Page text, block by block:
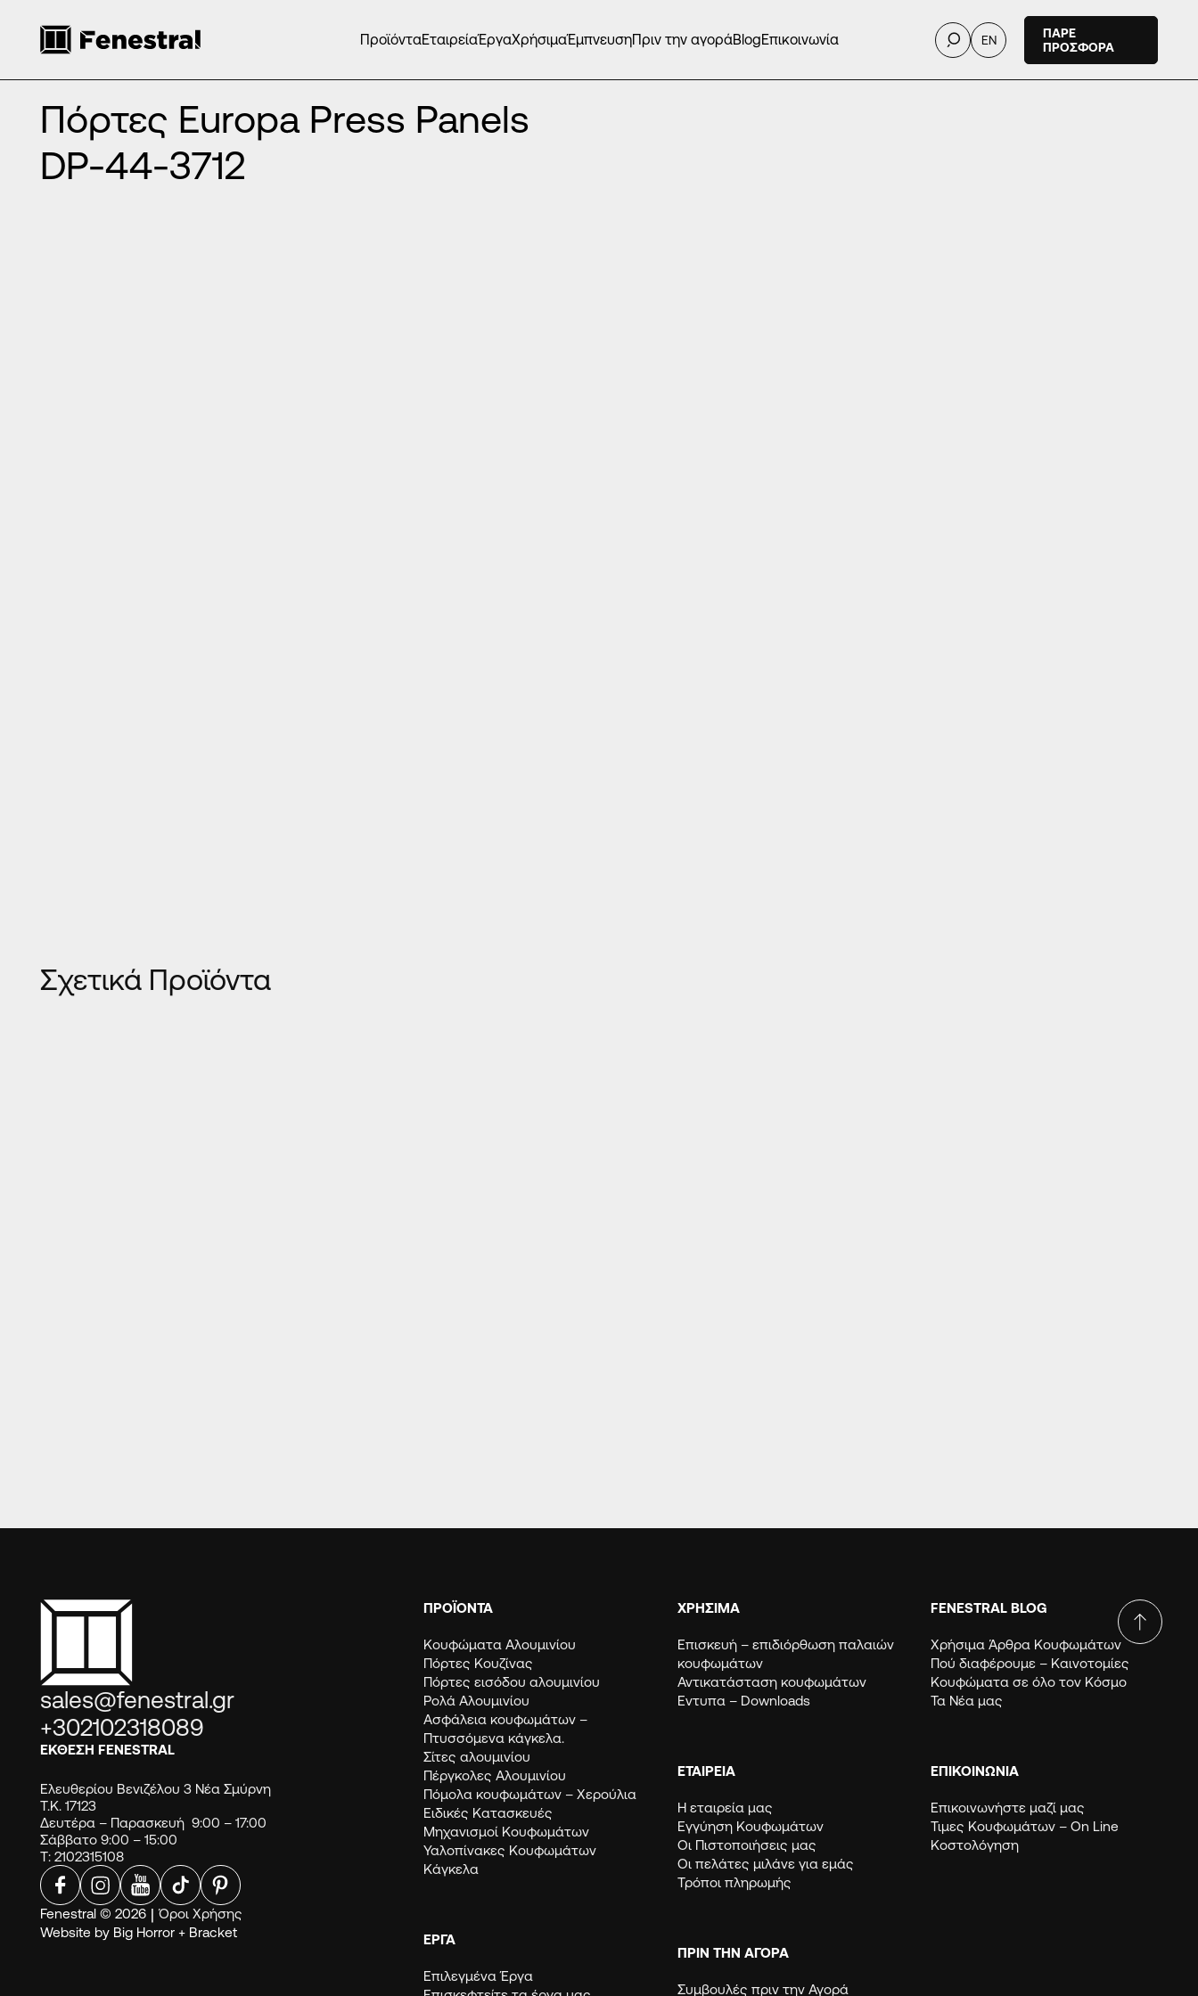
ΠροϊόνταΕταιρείαΈργαΧρήσιμαΈμπνευσηΠριν την αγοράBlogΕπικοινωνία EN
ΠΑΡΕ
ΠΡΟΣΦΟΡΑ
ΑΡΧΙΚΉ ΠΡΟΪΌΝΤΑ/ΠΌΡΤΕΣ ΕΙΣΌΔΟΥ ΑΛΟΥΜΙΝΊΟΥ ΠΌΡΤΕΣ EUROPA PRESS PANELS
Πόρτες Europa Press Panels
DP-44-3712
Σχετικά Προϊόντα
sales@fenestral.gr
+302102318089
ΕΚΘΕΣΗ FENESTRAL
Ελευθερίου Βενιζέλου 3 Νέα Σμύρνη
Τ.Κ. 17123
Δευτέρα – Παρασκευή 9:00 – 17:00
Σάββατο 9:00 – 15:00
Τ: 2102315108
Fenestral © 2026 | Όροι Χρήσης
Website by Big Horror + Bracket
ΠΡΟΪΟΝΤΑ
Κουφώματα Αλουμινίου
Πόρτες Κουζίνας
Πόρτες εισόδου αλουμινίου
Ρολά Αλουμινίου
Ασφάλεια κουφωμάτων –
Πτυσσόμενα κάγκελα.
Σίτες αλουμινίου
Πέργκολες Αλουμινίου
Πόμολα κουφωμάτων – Χερούλια
Ειδικές Κατασκευές
Μηχανισμοί Κουφωμάτων
Υαλοπίνακες Κουφωμάτων
Κάγκελα
ΈΡΓΑ
Επιλεγμένα Έργα
ΧΡΗΣΙΜΑ
Eπισκευή – επιδιόρθωση παλαιών
κουφωμάτων
Αντικατάσταση κουφωμάτων
Εντυπα – Downloads
ΕΤΑΙΡΕΙΑ
Η εταιρεία μας
Εγγύηση Κουφωμάτων
Οι Πιστοποιήσεις μας
Οι πελάτες μιλάνε για εμάς
Τρόποι πληρωμής
ΠΡΙΝ ΤΗΝ ΑΓΟΡΑ
Συμβουλές πριν την Αγορά
FENESTRAL BLOG
Χρήσιμα Άρθρα Κουφωμάτων
Πού διαφέρουμε – Καινοτομίες
Κουφώματα σε όλο τον Κόσμο
Τα Νέα μας
ΕΠΙΚΟΙΝΩΝΙΑ
Επικοινωνήστε μαζί μας
Τιμες Κουφωμάτων – Οn Line
Κοστολόγηση